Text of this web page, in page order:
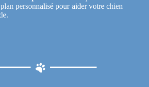
personnalisé pour aider votre chien